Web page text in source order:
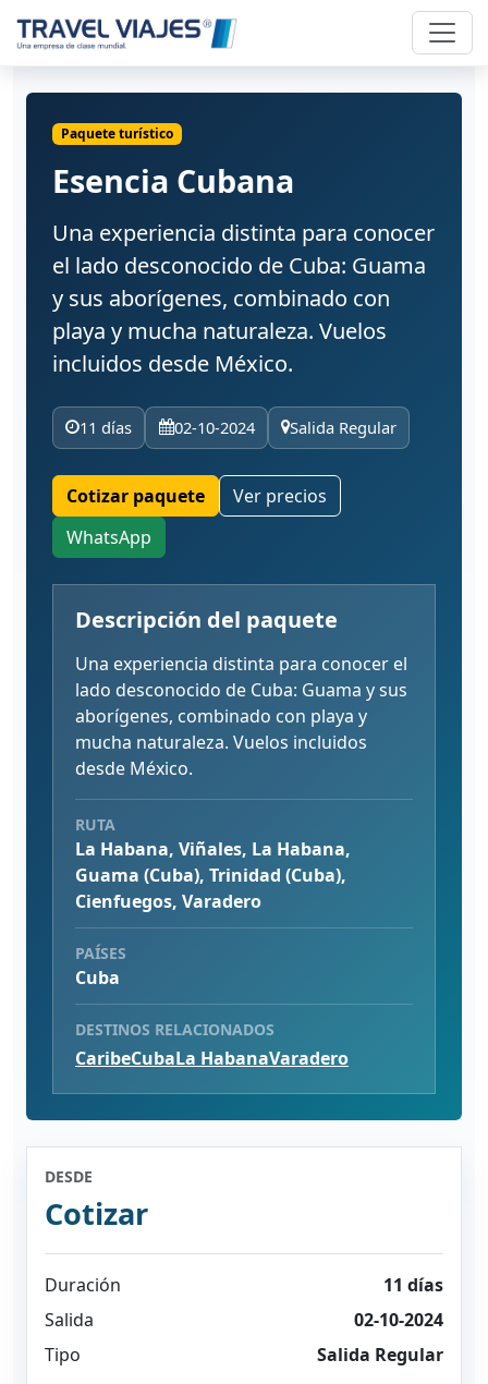
Paquete turístico
Esencia Cubana
Una experiencia distinta para conocer
el lado desconocido de Cuba: Guama
y sus aborígenes, combinado con
playa y mucha naturaleza. Vuelos
incluidos desde México.
11 días 02-10-2024 Salida Regular
Cotizar paquete
Ver precios
WhatsApp
Descripción del paquete
Una experiencia distinta para conocer el
lado desconocido de Cuba: Guama y sus
aborígenes, combinado con playa y
mucha naturaleza. Vuelos incluidos
desde México.
RUTA
La Habana, Viñales, La Habana,
Guama (Cuba), Trinidad (Cuba),
Cienfuegos, Varadero
PAÍSES
Cuba
DESTINOS RELACIONADOS
CaribeCubaLa HabanaVaradero
DESDE
Cotizar
Duración
11 días
Salida
02-10-2024
Tipo
Salida Regular